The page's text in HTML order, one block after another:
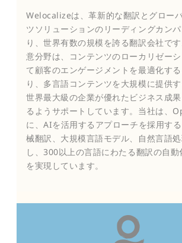
Welocalizeは、革新的な翻訳とグロー
ツソリューションのリーディングカン
り、世界有数の規模を誇る翻訳会社で
意分野は、コンテンツのローカリゼー
て顧客のエンゲージメントを最適化す
り、多言語コンテンツを大規模に提供す
世界最大級の企業が優れたビジネス成
るようサポートしています。当社は、
に、AIを活用するアプローチを採用す
械翻訳、大規模言語モデル、自然言語
し、300以上の言語にわたる翻訳の自動
を実現しています。